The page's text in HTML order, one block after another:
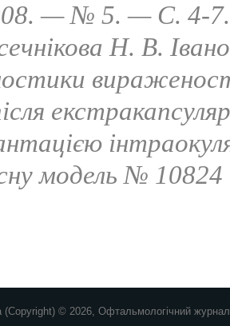
— № 5. — С. 4-7.
Н. В.
модель № 10824
(Copyright) © 2026, Офтальмологічний